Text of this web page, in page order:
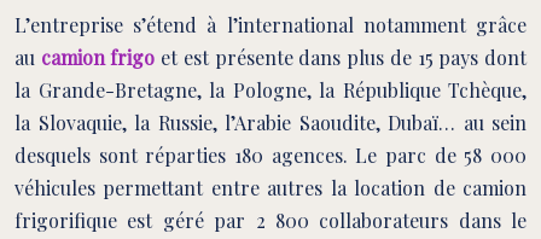
L’entreprise s’étend à l’international notamment grâce
au camion frigo et est présente dans plus de 15 pays dont
la Grande-Bretagne, la Pologne, la République Tchèque,
la Slovaquie, la Russie, l’Arabie Saoudite, Dubaï… au sein
desquels sont réparties 180 agences. Le parc de 58 000
véhicules permettant entre autres la location de camion
frigorifique est géré par 2 800 collaborateurs dans le